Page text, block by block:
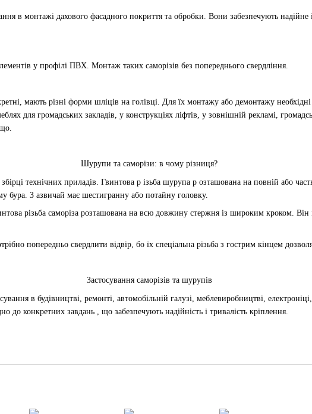
в монтажі дахового фасадного покриття та обробки. Вони забезпечують надійне
у профілі ПВХ. Монтаж таких саморізів без попереднього свердління.
мають різні форми шліців на голівці. Для їх монтажу або демонтажу
для громадських закладів, у конструкціях ліфтів, у зовнішній рекламі,
Шурупи та саморізи: в чому різниця?
технічних приладів. Гвинтова р ізьба шурупа р озташована на повній або
бура. З азвичай має шестигранну або потайну головку.
різьба саморіза розташована на всю довжину стержня із широким кроком. Він
попередньо свердлити відвір, бо їх спеціальна різьба з гострим кінцем
Застосування саморізів та шурупів
в будівництві, ремонті, автомобільній галузі, меблевиробництві,
до конкретних завдань , що забезпечують надійність і тривалість кріплення.